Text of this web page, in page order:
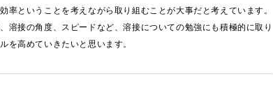
率ということを考えながら取り組むことが大事だと考えています。
溶接の角度、スピードなど、溶接についての勉強にも積極的に取り
を高めていきたいと思います。